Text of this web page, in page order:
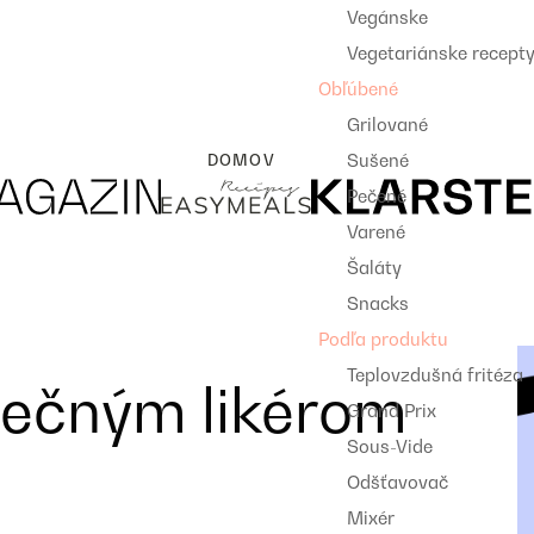
DOMOV
Vegánske
Vegetariánske
Obľúbené
Grilované
Sušené
Pečené
Varené
Šaláty
Snacks
Podľa produktu
Teplovzdušná fritéza
Grand Prix
Sous-Vide
Odšťavovač
Mixér
likérom